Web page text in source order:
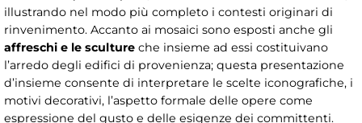
illustrando nel modo più completo i contesti originari di
rinvenimento. Accanto ai mosaici sono esposti anche gli
affreschi e le sculture che insieme ad essi costituivano
l’arredo degli edifici di provenienza; questa presentazione
d’insieme consente di interpretare le scelte iconografiche, i
motivi decorativi, l’aspetto formale delle opere come
espressione del gusto e delle esigenze dei committenti.